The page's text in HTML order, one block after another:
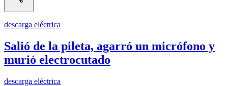
descarga eléctrica
Salió de la pileta, agarró un micrófono y
murió electrocutado
descarga eléctrica